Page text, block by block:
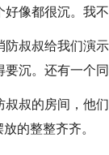
像都很沉。我不
防叔叔给我们演
沉。还有一个
叔叔的房间，他
的整整齐齐。